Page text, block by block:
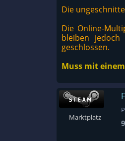
Die
Die Online-
bleiben jedoch
geschlossen.
Muss mit
Marktplatz